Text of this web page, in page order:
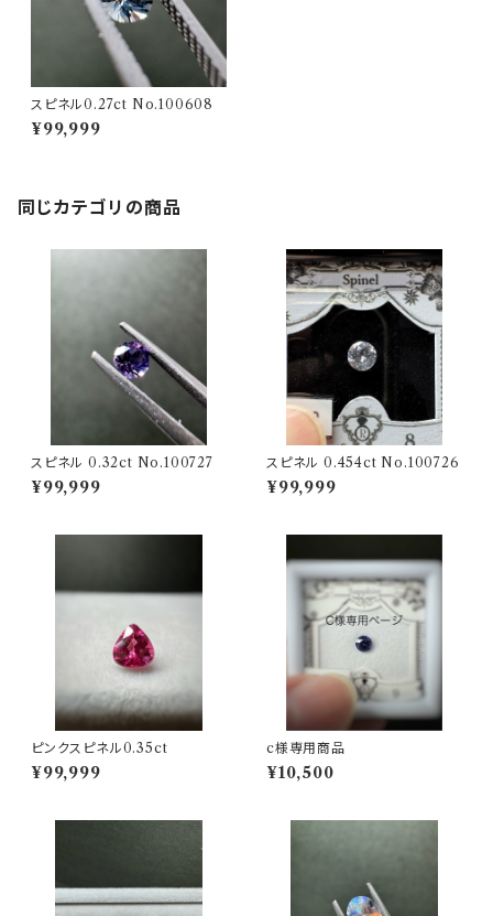
スピネル0.27ct No.100608
¥99,999
同じカテゴリの商品
スピネル 0.32ct No.100727
¥99,999
スピネル 0.454ct No.100726
¥99,999
ピンクスピネル0.35ct
¥99,999
c様専用商品
¥10,500